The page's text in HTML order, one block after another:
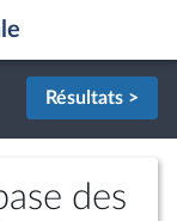
Résultats >
des